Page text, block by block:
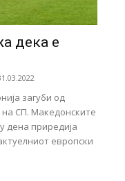
дека е
загуби од
на СП. Македонските
дена приредија
европски